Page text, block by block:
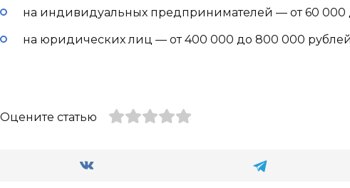
на индивидуальных предпринимателей — от 60 000
на юридических лиц — от 400 000 до 800 000
Оцените статью